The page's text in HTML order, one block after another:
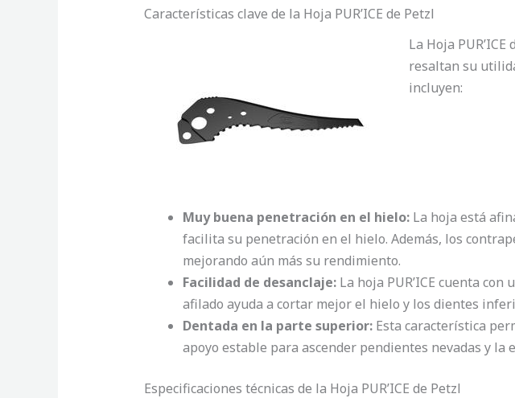
Características clave de la Hoja PUR’ICE de Petzl
La Hoja
resaltan su
incluyen:
Muy buena penetración en el hielo:La hoja está
facilita su penetración en el hielo. Además, los
mejorando aún más su rendimiento.
Facilidad de desanclaje:La hoja PUR’ICE cuenta
afilado ayuda a cortar mejor el hielo y los dientes
Dentada en la parte superior:Esta característica
apoyo estable para ascender pendientes nevadas y
Especificaciones técnicas de la Hoja PUR’ICE de Petzl